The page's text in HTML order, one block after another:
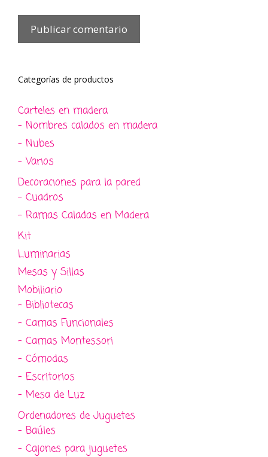
Categorías de productos
Carteles en madera
- Nombres calados en madera
- Nubes
- Varios
Decoraciones para la pared
- Cuadros
- Ramas Caladas en Madera
Kit
Luminarias
Mesas y Sillas
Mobiliario
- Bibliotecas
- Camas Funcionales
- Camas Montessori
- Cómodas
- Escritorios
- Mesa de Luz
Ordenadores de Juguetes
- Baúles
- Cajones para juguetes